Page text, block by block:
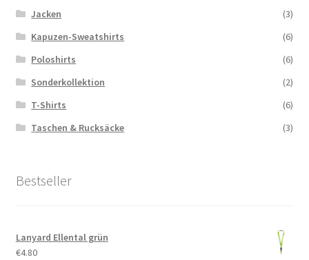
Jacken
(3)
Kapuzen-Sweatshirts
(6)
Poloshirts
(6)
Sonderkollektion
(2)
T-Shirts
(6)
Taschen & Rucksäcke
(3)
Bestseller
Lanyard Ellental grün
€4.80